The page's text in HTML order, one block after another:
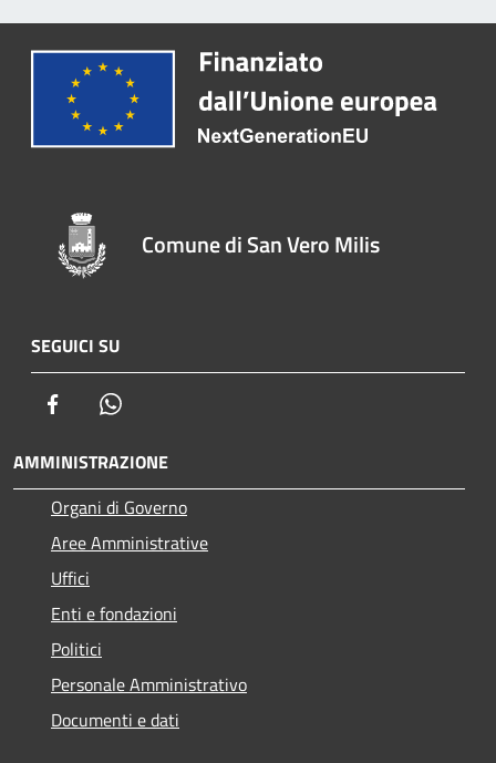
Comune di San Vero Milis
SEGUICI SU
Facebook
AMMINISTRAZIONE
Organi di Governo
Aree Amministrative
Uffici
Enti e fondazioni
Politici
Personale Amministrativo
Documenti e dati